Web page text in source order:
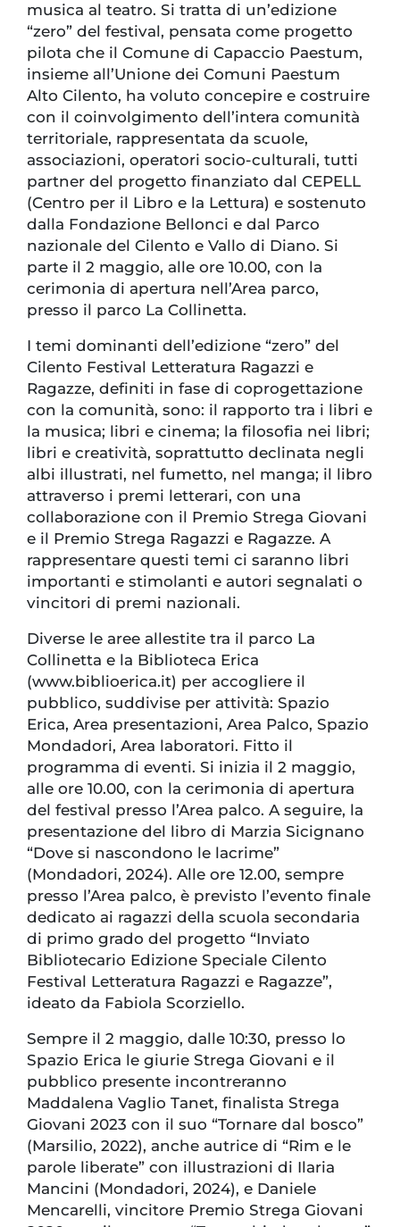
musica al teatro. Si tratta di un’edizione
“zero” del festival, pensata come progetto
pilota che il Comune di Capaccio Paestum,
insieme all’Unione dei Comuni Paestum
Alto Cilento, ha voluto concepire e costruire
con il coinvolgimento dell’intera comunità
territoriale, rappresentata da scuole,
associazioni, operatori socio-culturali, tutti
partner del progetto finanziato dal CEPELL
(Centro per il Libro e la Lettura) e sostenuto
dalla Fondazione Bellonci e dal Parco
nazionale del Cilento e Vallo di Diano. Si
parte il 2 maggio, alle ore 10.00, con la
cerimonia di apertura nell’Area parco,
presso il parco La Collinetta.
I temi dominanti dell’edizione “zero” del
Cilento Festival Letteratura Ragazzi e
Ragazze, definiti in fase di coprogettazione
con la comunità, sono: il rapporto tra i libri e
la musica; libri e cinema; la filosofia nei libri;
libri e creatività, soprattutto declinata negli
albi illustrati, nel fumetto, nel manga; il libro
attraverso i premi letterari, con una
collaborazione con il Premio Strega Giovani
e il Premio Strega Ragazzi e Ragazze. A
rappresentare questi temi ci saranno libri
importanti e stimolanti e autori segnalati o
vincitori di premi nazionali.
Diverse le aree allestite tra il parco La
Collinetta e la Biblioteca Erica
(www.biblioerica.it) per accogliere il
pubblico, suddivise per attività: Spazio
Erica, Area presentazioni, Area Palco, Spazio
Mondadori, Area laboratori. Fitto il
programma di eventi. Si inizia il 2 maggio,
alle ore 10.00, con la cerimonia di apertura
del festival presso l’Area palco. A seguire, la
presentazione del libro di Marzia Sicignano
“Dove si nascondono le lacrime”
(Mondadori, 2024). Alle ore 12.00, sempre
presso l’Area palco, è previsto l’evento finale
dedicato ai ragazzi della scuola secondaria
di primo grado del progetto “Inviato
Bibliotecario Edizione Speciale Cilento
Festival Letteratura Ragazzi e Ragazze”,
ideato da Fabiola Scorziello.
Sempre il 2 maggio, dalle 10:30, presso lo
Spazio Erica le giurie Strega Giovani e il
pubblico presente incontreranno
Maddalena Vaglio Tanet, finalista Strega
Giovani 2023 con il suo “Tornare dal bosco”
(Marsilio, 2022), anche autrice di “Rim e le
parole liberate” con illustrazioni di Ilaria
Mancini (Mondadori, 2024), e Daniele
Mencarelli, vincitore Premio Strega Giovani